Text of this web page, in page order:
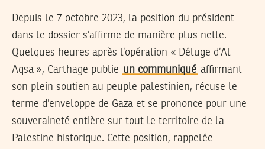
Depuis le 7 octobre 2023, la position du président
dans le dossier s’affirme de manière plus nette.
Quelques heures après l’opération « Déluge d’Al
Aqsa », Carthage publie un communiqué affirmant
son plein soutien au peuple palestinien, récuse le
terme d’enveloppe de Gaza et se prononce pour une
souveraineté entière sur tout le territoire de la
Palestine historique. Cette position, rappelée